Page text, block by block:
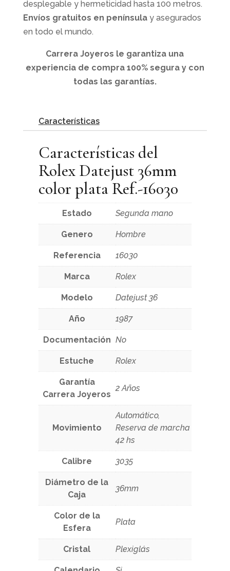
desplegable y hermeticidad hasta 100 metros.
Envíos gratuitos en penínsulay asegurados
en todo el mundo.
Carrera Joyeros le garantiza una
experiencia de compra 100% segura y con
todas las garantías.
Características
Características del
Rolex Datejust 36mm
color plata Ref.-16030
Estado Segunda mano
Genero Hombre
Referencia 16030
Marca Rolex
Modelo Datejust 36
Año 1987
Documentación No
Estuche Rolex
Garantía
Carrera Joyeros
2 Años
Movimiento
Automático,
Reserva de marcha
42 hs
Calibre 3035
Diámetro de la
Caja
36mm
Color de la
Esfera
Plata
Cristal Plexiglás